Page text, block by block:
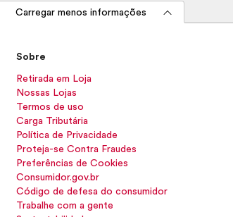
Carregar menos informações
Sobre
Retirada em Loja
Nossas Lojas
Termos de uso
Carga Tributária
Política de Privacidade
Proteja-se Contra Fraudes
Preferências de Cookies
Consumidor.gov.br
Código de defesa do consumidor
Trabalhe com a gente